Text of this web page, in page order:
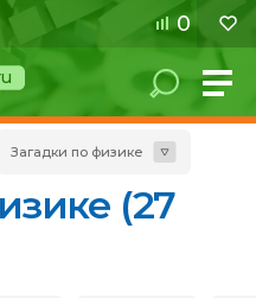
0
Загадки по физике
(27